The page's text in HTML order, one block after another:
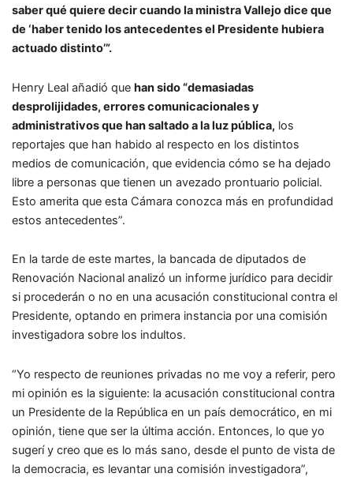
saber qué quiere decir cuando la ministra Vallejo dice que
de ‘haber tenido los antecedentes el Presidente hubiera
actuado distinto’”.
Henry Leal añadió que han sido “demasiadas
desprolijidades, errores comunicacionales y
administrativos que han saltado a la luz pública, los
reportajes que han habido al respecto en los distintos
medios de comunicación, que evidencia cómo se ha dejado
libre a personas que tienen un avezado prontuario policial.
Esto amerita que esta Cámara conozca más en profundidad
estos antecedentes”.
En la tarde de este martes, la bancada de diputados de
Renovación Nacional analizó un informe jurídico para decidir
si procederán o no en una acusación constitucional contra el
Presidente, optando en primera instancia por una comisión
investigadora sobre los indultos.
“Yo respecto de reuniones privadas no me voy a referir, pero
mi opinión es la siguiente: la acusación constitucional contra
un Presidente de la República en un país democrático, en mi
opinión, tiene que ser la última acción. Entonces, lo que yo
sugerí y creo que es lo más sano, desde el punto de vista de
la democracia, es levantar una comisión investigadora”,